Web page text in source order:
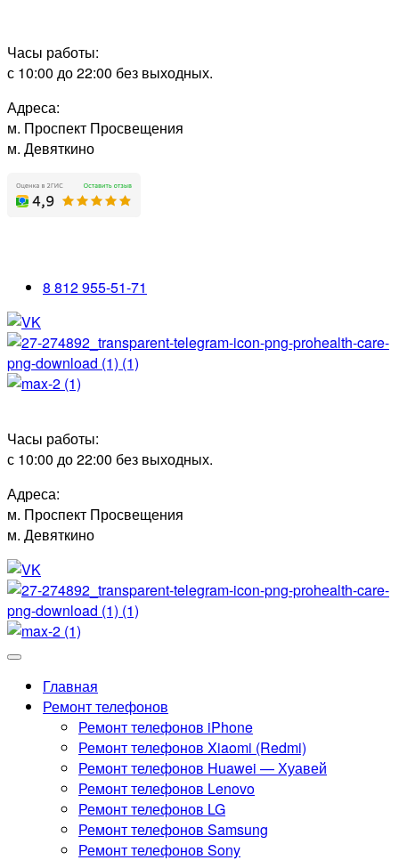
Часы работы:
с 10:00 до 22:00 без выходных.
Адреса:
м. Проспект Просвещения
м. Девяткино
8 812 955-51-71
Часы работы:
с 10:00 до 22:00 без выходных.
Адреса:
м. Проспект Просвещения
м. Девяткино
Главная
Ремонт телефонов
Ремонт телефонов iPhone
Ремонт телефонов Xiaomi (Redmi)
Ремонт телефонов Huawei — Хуавей
Ремонт телефонов Lenovo
Ремонт телефонов LG
Ремонт телефонов Samsung
Ремонт телефонов Sony